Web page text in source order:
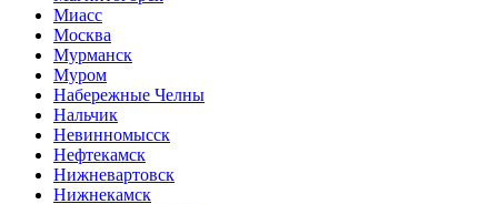
Миасс
Москва
Мурманск
Муром
Набережные Челны
Нальчик
Невинномысск
Нефтекамск
Нижневартовск
Нижнекамск